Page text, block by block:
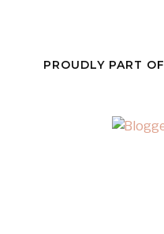
PROUDLY PART OF